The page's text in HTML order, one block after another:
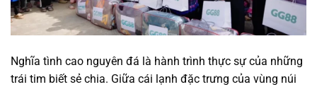
Nghĩa tình cao nguyên đá là hành trình thực sự của những
trái tim biết sẻ chia. Giữa cái lạnh đặc trưng của vùng núi